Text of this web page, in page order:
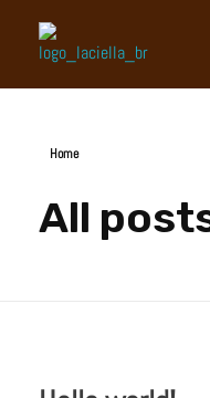
Home
All